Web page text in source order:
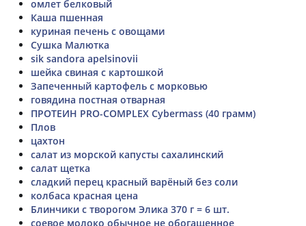
омлет белковый
Каша пшенная
куриная печень с овощами
Сушка Малютка
sik sandora apelsinovii
шейка свиная с картошкой
Запеченный картофель с морковью
говядина постная отварная
ПРОТЕИН PRO-COMPLEX Cybermass (40 грамм)
Плов
цахтон
салат из морской капусты сахалинский
салат щетка
сладкий перец красный варёный без соли
колбаса красная цена
Блинчики с творогом Элика 370 г = 6 шт.
соевое молоко обычное не обогащенное